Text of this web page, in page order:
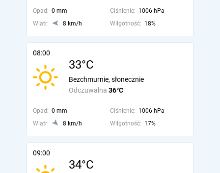
Opad: 0 mm Ciśnienie: 1006 hPa
Wiatr:
8 km/h Wilgotność: 18%
08:00
33°C
Odczuwalna 36°C
Bezchmurnie, słonecznie
Opad: 0 mm Ciśnienie: 1006 hPa
Wiatr:
8 km/h Wilgotność: 17%
09:00
34°C